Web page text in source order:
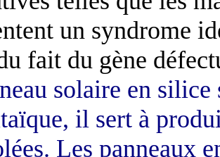
un syndrome
fait du gène
solaire en
il sert à
Les panneaux